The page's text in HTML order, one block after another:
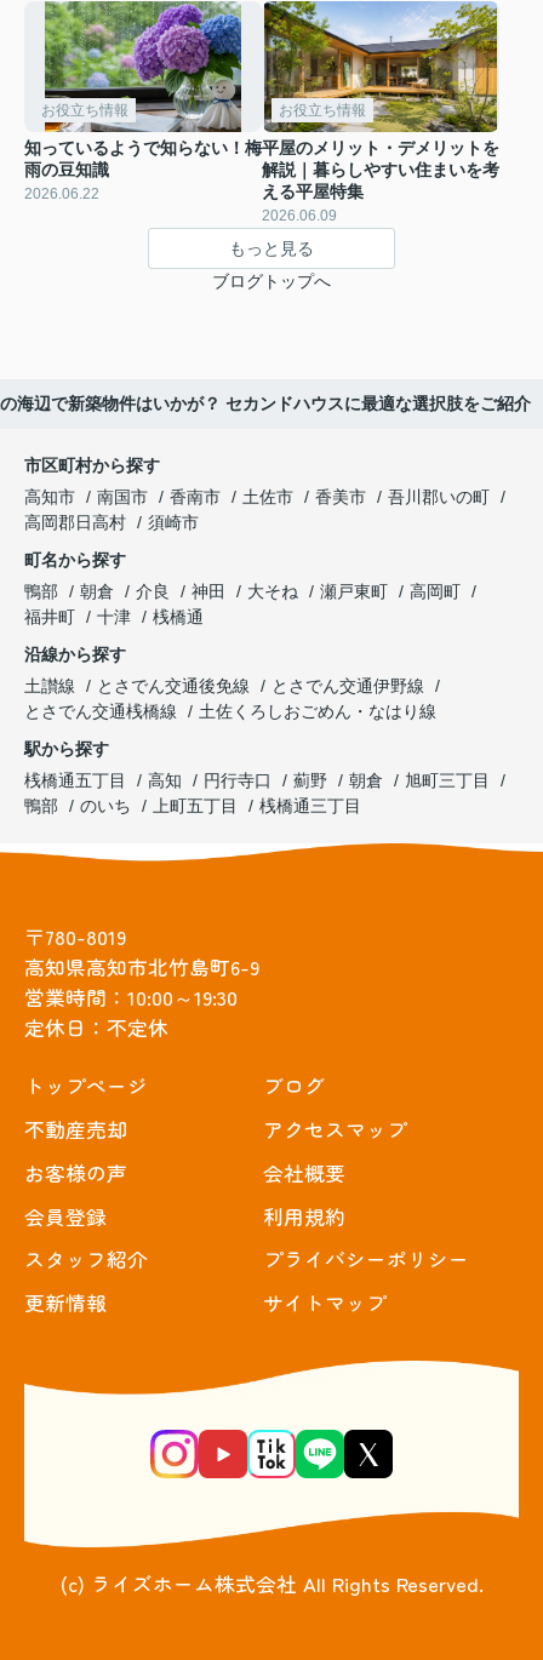
お役立ち情報
知っているようで知らない！梅
雨の豆知識
2026.06.22
お役立ち情報
平屋のメリット・デメリットを
解説｜暮らしやすい住まいを考
える平屋特集
2026.06.09
もっと見る
ブログトップへ
海辺で新築物件はいかが？ セカンドハウスに最適な選択肢をご紹介
市区町村から探す
高知市
南国市 香南市 土佐市 香美市
吾川郡いの町
高岡郡日高村
須崎市
町名から探す
鴨部
朝倉 介良 神田 大そね 瀬戸東町
高岡町
福井町
十津
桟橋通
沿線から探す
土讃線
とさでん交通後免線
とさでん交通伊野線
とさでん交通桟橋線
土佐くろしおごめん・なはり線
駅から探す
桟橋通五丁目
高知 円行寺口 薊野 朝倉
旭町三丁目
鴨部
のいち 上町五丁目 桟橋通三丁目
〒780-8019
高知県高知市北竹島町6-9
営業時間：10:00～19:30
定休日：不定休
トップぺージ
不動産売却
お客様の声
会員登録
スタッフ紹介
更新情報
ブログ
アクセスマップ
会社概要
利用規約
プライバシーポリシー
サイトマップ
(c) ライズホーム株式会社 All Rights Reserved.